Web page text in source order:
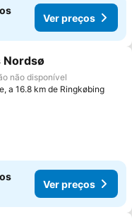
Ver preços
aos favoritos
Nordsø
não disponível
a 16.8 km de Ringkøbing
Ver preços